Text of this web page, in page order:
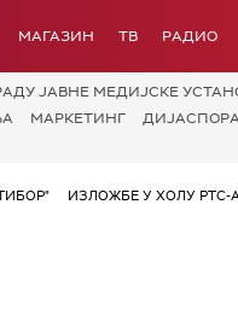
МАГАЗИН ТВ РАДИО
ЈАВНЕ МЕДИЈСКЕ
МАРКЕТИНГ ДИЈАСПОРА
ИЗЛОЖБЕ У ХОЛУ РТС-А